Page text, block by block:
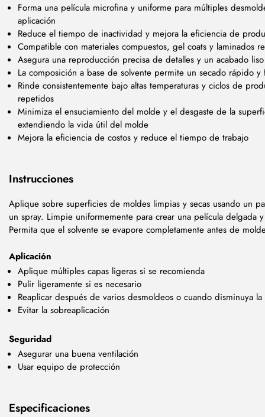
Forma una película microfina y uniforme para múltiples
aplicación
Reduce el tiempo de inactividad y mejora la eficiencia de
Compatible con materiales compuestos, gel coats y laminados
Asegura una reproducción precisa de detalles y un acabado
La composición a base de solvente permite un secado rápido y
Rinde consistentemente bajo altas temperaturas y ciclos de
repetidos
Minimiza el ensuciamiento del molde y el desgaste de la
extendiendo la vida útil del molde
Mejora la eficiencia de costos y reduce el tiempo de trabajo
Instrucciones
Aplique sobre superficies de moldes limpias y secas usando un
un spray. Limpie uniformemente para crear una película delgada
Permita que el solvente se evapore completamente antes de
Aplicación
Aplique múltiples capas ligeras si se recomienda
Pulir ligeramente si es necesario
Reaplicar después de varios desmoldeos o cuando disminuya
Evitar la sobreaplicación
Seguridad
Asegurar una buena ventilación
Usar equipo de protección
Especificaciones